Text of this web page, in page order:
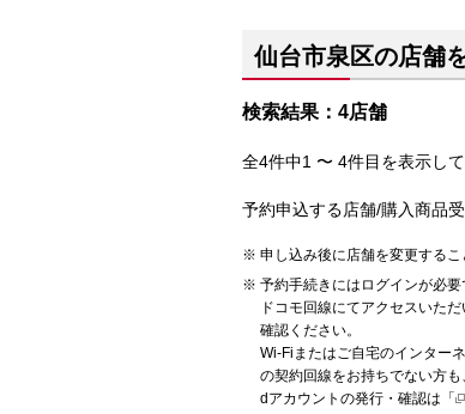
仙台市泉区の店舗
検索結果：4店舗
全4件中1 〜 4件目を表示し
予約申込する店舗/購入商品
申し込み後に店舗を変更するこ
予約手続きにはログインが必要
ドコモ回線にてアクセスいた
確認ください。
Wi-Fiまたはご自宅のインター
の契約回線をお持ちでない方も
dアカウントの発行・確認は「